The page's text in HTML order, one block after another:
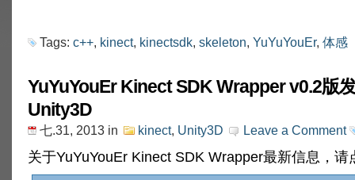
Tags: c++, kinect, kinectsdk, skeleton, YuYuYouEr, 体感
YuYuYouEr Kinect SDK Wrapper v0.2版
Unity3D
七.31, 2013 in kinect, Unity3D Leave a Comment
关于YuYuYouEr Kinect SDK Wrapper最新信息，请